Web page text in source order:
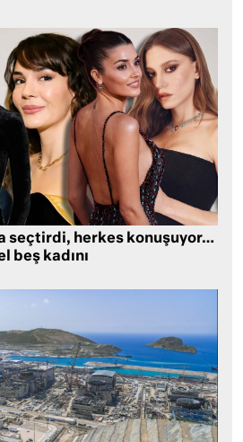
seçtirdi, herkes konuşuyor…
beş kadını